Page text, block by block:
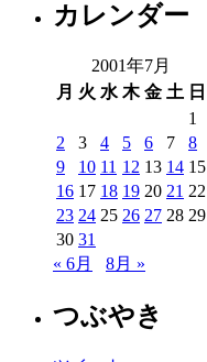
カレンダー
2001年7月
月 火 水 木 金 土 日
1
2
3 4 5 6 7
8
9
10 11 12 13 14 15
16 17 18 19 20 21 22
23 24 25 26 27 28 29
30 31
« 6月
8月 »
つぶやき